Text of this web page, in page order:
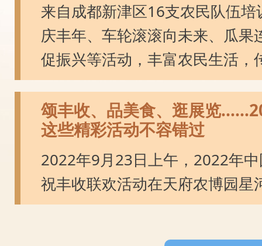
来自成都新津区16支农民队伍
庆丰年、车轮滚滚向未来、瓜果
促振兴等活动，丰富农民生活，
颂丰收、品美食、逛展览
这些精彩活动不容错过
2022年9月23日上午，2022年
祝丰收联欢活动在天府农博园星